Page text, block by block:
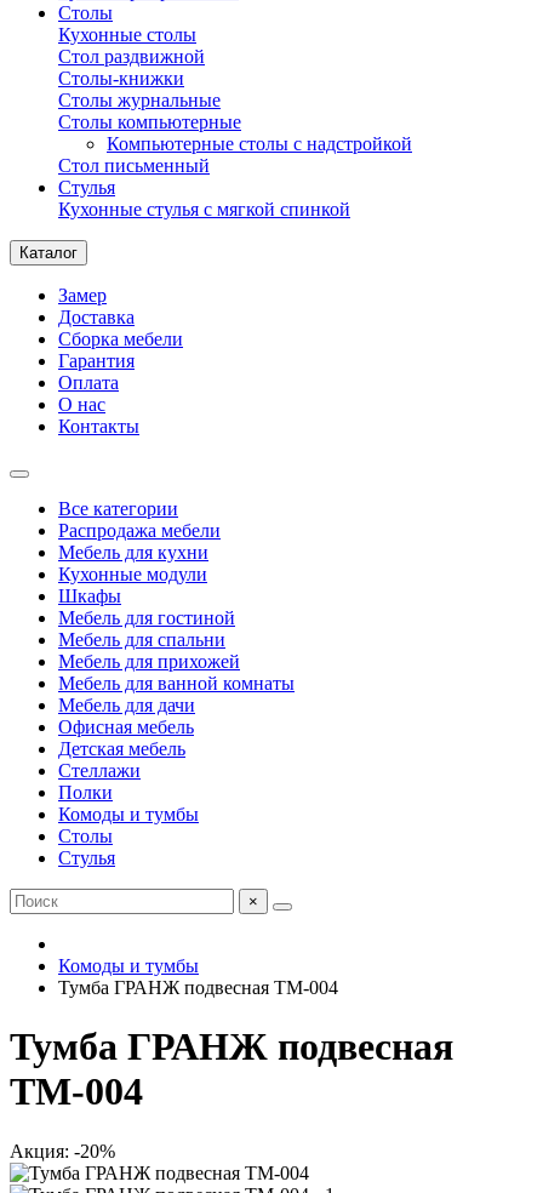
Столы
Кухонные столы
Стол раздвижной
Столы-книжки
Столы журнальные
Столы компьютерные
Компьютерные столы с надстройкой
Стол письменный
Стулья
Кухонные стулья с мягкой спинкой
Каталог
Замер
Доставка
Сборка мебели
Гарантия
Оплата
О нас
Контакты
Все категории
Распродажа мебели
Мебель для кухни
Кухонные модули
Шкафы
Мебель для гостиной
Мебель для спальни
Мебель для прихожей
Мебель для ванной комнаты
Мебель для дачи
Офисная мебель
Детская мебель
Стеллажи
Полки
Комоды и тумбы
Столы
Стулья
×
Комоды и тумбы
Тумба ГРАНЖ подвесная ТМ-004
Тумба ГРАНЖ подвесная
ТМ-004
Акция: -20%